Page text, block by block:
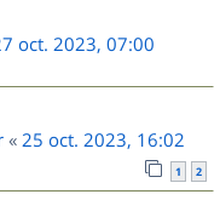
oct. 2023, 07:00
« 25 oct. 2023, 16:02
1 2